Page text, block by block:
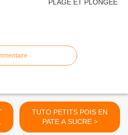
TUTO PETITS POIS EN
PATE A SUCRE >